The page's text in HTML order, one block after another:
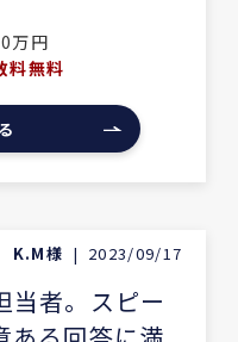
万円
料無料
K.M様 | 2023/09/17
当者。スピー